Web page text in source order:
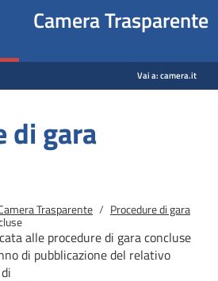
Camera Trasparente
Vai a:camera.it
di gara
Trasparente Procedure di gara
alle procedure di gara concluse
di pubblicazione del relativo